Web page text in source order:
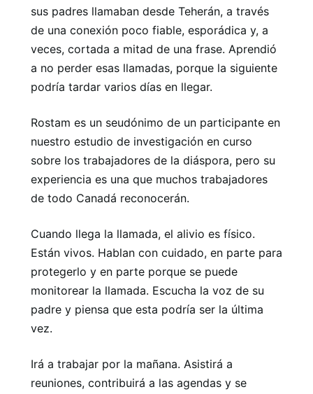
sus padres llamaban desde Teherán, a través
de una conexión poco fiable, esporádica y, a
veces, cortada a mitad de una frase. Aprendió
a no perder esas llamadas, porque la siguiente
podría tardar varios días en llegar.
Rostam es un seudónimo de un participante en
nuestro estudio de investigación en curso
sobre los trabajadores de la diáspora, pero su
experiencia es una que muchos trabajadores
de todo Canadá reconocerán.
Cuando llega la llamada, el alivio es físico.
Están vivos. Hablan con cuidado, en parte para
protegerlo y en parte porque se puede
monitorear la llamada. Escucha la voz de su
padre y piensa que esta podría ser la última
vez.
Irá a trabajar por la mañana. Asistirá a
reuniones, contribuirá a las agendas y se